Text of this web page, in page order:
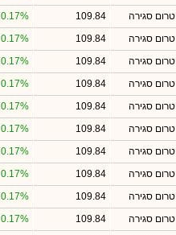
טרום סגירה 109.84
0.17%
טרום סגירה 109.84
0.17%
טרום סגירה 109.84
0.17%
טרום סגירה 109.84
0.17%
טרום סגירה 109.84
0.17%
טרום סגירה 109.84
0.17%
טרום סגירה 109.84
0.17%
טרום סגירה 109.84
0.17%
טרום סגירה 109.84
0.17%
טרום סגירה 109.84
0.17%